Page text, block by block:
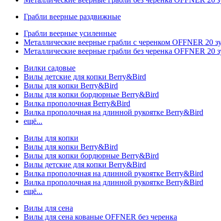
Грабли веерные раздвижные
Грабли веерные усиленные
Металлические веерные грабли с черенком OFFNER 20
Металлические веерные грабли без черенка OFFNER 20
Вилки садовые
Вилы детские для копки Berry&Bird
Вилы для копки Berry&Bird
Вилы для копки бордюрные Berry&Bird
Вилка прополочная Berry&Bird
Вилка прополочная на длинной рукоятке Berry&Bird
ещё...
Вилы для копки
Вилы для копки Berry&Bird
Вилы для копки бордюрные Berry&Bird
Вилы детские для копки Berry&Bird
Вилка прополочная на длинной рукоятке Berry&Bird
Вилка прополочная на длинной рукоятке Berry&Bird
ещё...
Вилы для сена
Вилы для сена кованые OFFNER без черенка